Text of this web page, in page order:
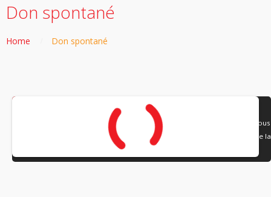
Don spontané
Home Don spontané
Contenu non disponible.
L'activation des cookies est nécessaire pour visualiser ce contenu. Vous
pouvez accepter les cookies en cliquant sur le bouton « Accepter » de la
bannière en haut à droite de cette page.